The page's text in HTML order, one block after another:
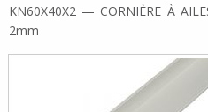
KN60X40X2 — CORNIÈRE À
2mm